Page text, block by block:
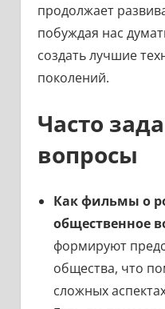
продолжает
побуждая нас
создать лучшие
поколений.
Часто
вопросы
Как фильмы о
общественное
формируют
общества, что
сложных